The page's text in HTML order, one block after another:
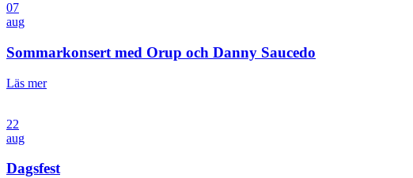
07
aug
Sommarkonsert med Orup och Danny Saucedo
Läs mer
22
aug
Dagsfest